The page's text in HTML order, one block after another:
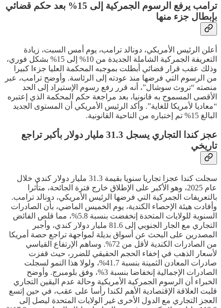
ترامب يرفع الرسوم الجمركية إلى 15% بعد حكم قضائي
بإبطال جزء منها
أعلن الرئيس الأمريكي، دونالد ترامب، يوم أمس السبت، زيادة
التعريفة الجمركية الشاملة الجديدة من 10% إلى 15% بشكل فوري،
وذلك عقب قرار قضائي أبطلت بموجبه المحكمة العليا جزءا كبيرا
من الرسوم التي فرضها منذ عودته إلى الرئاسة. وأوضح ترامب، عبر
منصته “تروث سوشال”، أنه قرر رفع رسوم الإستيراد إلى الحد
الأقصى المسموح به قانونيا، بعد مراجعة حكم المحكمة الذي إعتبره
“معاديا لأمريكا للغاية”. وأكد الرئيس الأمريكي أن المستوى الجديد
البالغ 15% تم إختباره من الناحية القانونية.
عجز كندا التجاري يسجل 31.3 مليار دولار بأكبر تراجع
تاريخي
سجلت كندا عجزا تجاريا سنويا بقيمة 31.3 مليار دولار كندي خلال
عام 2025، وهو الأكبر على الإطلاق خارج فترة الجائحة، متأثرا
بالتعريفات الجمركية التي فرضها الرئيس الأمريكي، دونالد ترامب.
وأفادت هيئة الإحصاء الكندية، يوم الخميس الماضي، بأن الصادرات
السنوية للولايات المتحدة إنخفضت بنسبة 5.8%، مما قلص الفائض
التجاري مع الجار الجنوبي إلى 81.6 مليار دولار كندي، وأجبر
المصدرين على البحث عن أسواق بديلة لمواجهة تراجع حصة أمريكا
من الصادرات الكندية لأقل من 72%. وساهم الإرتفاع القياسي
لأسعار الذهب في إخفاء الحجم الحقيقي للضرر، حيث قفزت
صادرات المعادن الثمينة بنسبة 41.7%، ولولا هذا النمو لسجلت
الصادرات الإجمالية إنخفاضا بنسبة 3%، وفق بلومبرج. وأوضح
الخبراء أن الرسوم الجمركية الأمريكية وحالة عدم اليقين التجاري
قلبت العلاقة الإقتصادية الأهم لكندا رأسا على عقب، في حين إتسع
العجز التجاري مع الدول الأخرى غير الولايات المتحدة ليصل إلى